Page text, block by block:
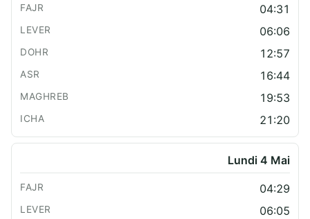
04:31
06:06
12:57
16:44
19:53
21:20
Lundi 4 Mai
04:29
06:05